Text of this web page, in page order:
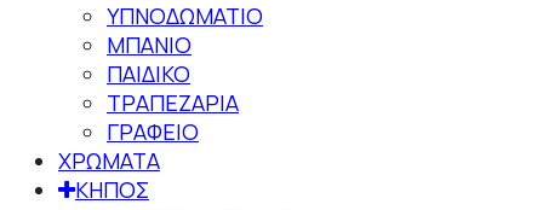
ΥΠΝΟΔΩΜΑΤΙΟ
ΜΠΑΝΙΟ
ΠΑΙΔΙΚΟ
ΤΡΑΠΕΖΑΡΙΑ
ΓΡΑΦΕΙΟ
ΧΡΩΜΑΤΑ
ΚΗΠΟΣ